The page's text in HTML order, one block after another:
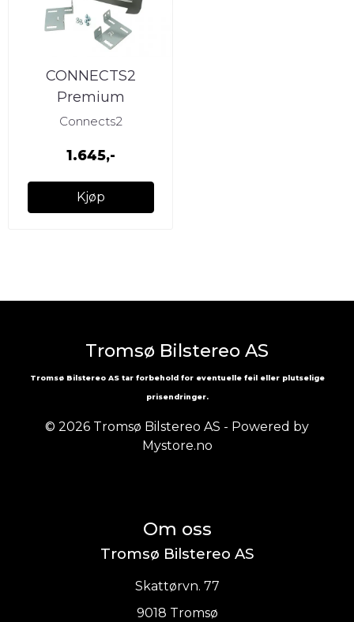
CONNECTS2
Premium
monteringskit 2-DIN
(2013 -->
Connects2
1.645,-
Kjøp
Tromsø Bilstereo AS
Tromsø Bilstereo AS tar forbehold for eventuelle feil eller plutselige
prisendringer.
© 2026 Tromsø Bilstereo AS - Powered by
Mystore.no
Om oss
Tromsø Bilstereo AS
Skattørvn. 77
9018 Tromsø